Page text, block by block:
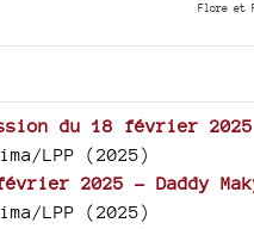
Flore et
du 18 février 2025
LPP (2025)
2025 - Daddy
LPP (2025)